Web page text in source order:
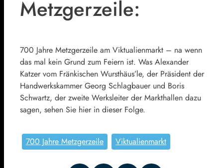
Metzgerzeile:
700 Jahre Metzgerzeile am Viktualienmarkt – na wenn
das mal kein Grund zum Feiern ist. Was Alexander
Katzer vom Fränkischen Wursthäus’le, der Präsident der
Handwerkskammer Georg Schlagbauer und Boris
Schwartz, der zweite Werksleiter der Markthallen dazu
sagen, sehen Sie hier in dieser Folge.
700 Jahre Metzgerzeile Viktualienmarkt